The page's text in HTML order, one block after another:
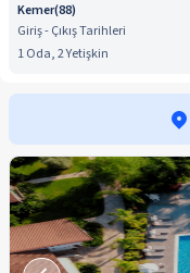
Kemer(88)
Giriş - Çıkış Tarihleri
1 Oda, 2 Yetişkin